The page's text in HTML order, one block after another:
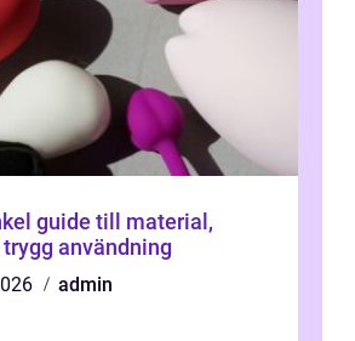
användning
admin